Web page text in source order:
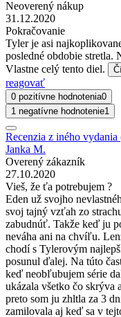
Neoverený nákup
31.12.2020
Pokračovanie
Tyler je asi
posledné obdobie stretla.
Vlastne celý tento diel.
reagovať
0 pozitívne hodnotenia0
1 negatívne hodnotenie1
Recenzia z iného
Janka M.
Overený zákazník
27.10.2020
Vieš, že ťa potrebujem ?
Eden už svojho
svoj tajný vzťah zo
zabudnúť. Takže keď ju
neváha ani na chvíľu.
chodí s Tylerovým
posunul ďalej. Na túto
keď neobľubujem série
ukázala všetko čo skrýva
preto som ju zhltla za 3
zamilovala aj keď sa v